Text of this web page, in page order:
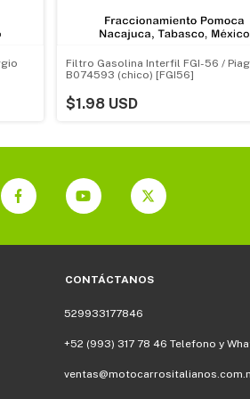
Filtro Gasolina Interfil FGI-56 /
B074593 (chico) [FGI56]
$1.98 USD
CONTÁCTANOS
529933177846
+52 (993) 317 78 46 Telefono y